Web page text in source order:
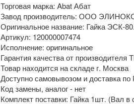
Торговая марка: Abat Абат
Завод производитель: ООО
Оригинальное название: Гайка ЭСК-
Артикул: 120000007474
Исполнение: оригинальное
Гарантия качества от производителя
Товар находится на складе г. Москва
Доступно самовывозом и доставка по
Код замены, аналог - нет
Комплект поставки: Гайка 1шт. (Вал в